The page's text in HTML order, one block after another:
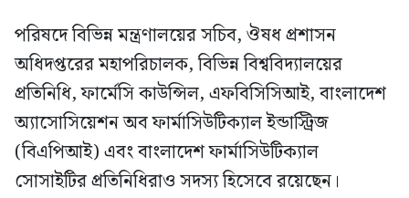
পরিষদে বিভিন্ন মন্ত্রণালয়ের সচিব, ঔষধ প্রশাসন
অধিদপ্তরের মহাপরিচালক, বিভিন্ন বিশ্ববিদ্যালয়ের
প্রতিনিধি, ফার্মেসি কাউন্সিল, এফবিসিসিআই, বাংলাদেশ
অ্যাসোসিয়েশন অব ফার্মাসিউটিক্যাল ইন্ডাস্ট্রিজ
(বিএপিআই) এবং বাংলাদেশ ফার্মাসিউটিক্যাল
সোসাইটির প্রতিনিধিরাও সদস্য হিসেবে রয়েছেন।